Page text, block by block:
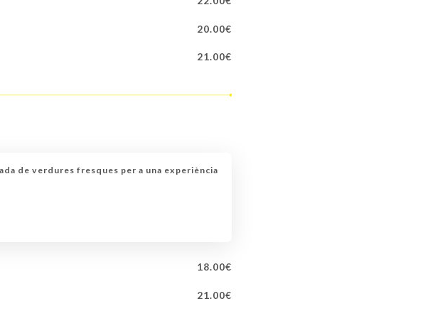
20.00€
21.00€
de verdures fresques per a una experiència
18.00€
21.00€